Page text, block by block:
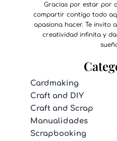
Gracias por estar por
compartir contigo todo
apasiona hacer. Te invito
creatividad infinita y
Cardmaking
Craft and DIY
Craft and Scrap
Manualidades
Scrapbooking